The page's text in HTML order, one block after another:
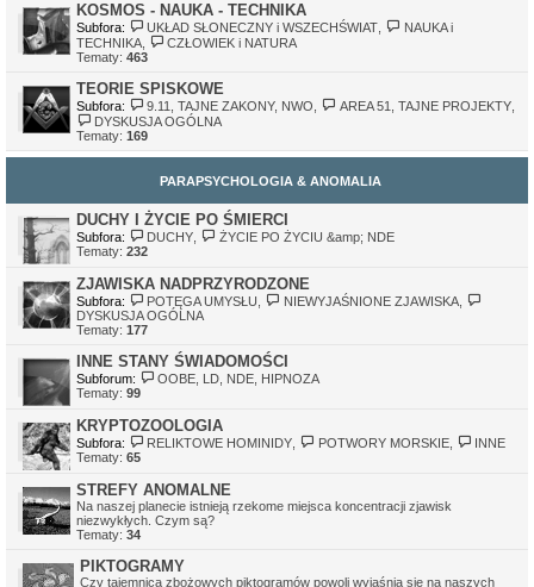
KOSMOS - NAUKA - TECHNIKA
Subfora: UKŁAD SŁONECZNY i WSZECHŚWIAT
NAUKA i
TECHNIKA
CZŁOWIEK i NATURA
Tematy: 463
TEORIE SPISKOWE
Subfora: 9.11, TAJNE ZAKONY, NWO AREA 51, TAJNE PROJEKTY,
DYSKUSJA OGÓLNA
Tematy: 169
PARAPSYCHOLOGIA & ANOMALIA
DUCHY I ŻYCIE PO ŚMIERCI
Subfora: DUCHY
ŻYCIE PO ŻYCIU &amp; NDE
Tematy: 232
ZJAWISKA NADPRZYRODZONE
Subfora: POTĘGA UMYSŁU NIEWYJAŚNIONE ZJAWISKA,
DYSKUSJA OGÓLNA
Tematy: 177
INNE STANY ŚWIADOMOŚCI
Subforum:
OOBE, LD, NDE, HIPNOZA
Tematy: 99
KRYPTOZOOLOGIA
Subfora: RELIKTOWE HOMINIDY POTWORY MORSKIE,
INNE
Tematy: 65
STREFY ANOMALNE
Na naszej planecie istnieją rzekome miejsca koncentracji zjawisk
niezwykłych. Czym są?
Tematy: 34
PIKTOGRAMY
Czy tajemnica zbożowych piktogramów powoli wyjaśnia się na naszych